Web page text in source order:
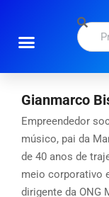
Gianmarco
Empreendedor
músico, pai da
de 40 anos de
meio corporativo
dirigente da ONG